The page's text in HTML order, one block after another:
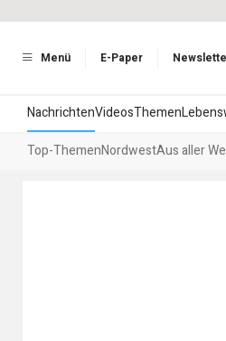
Menü E-Paper
NachrichtenVideosThemen
Top-ThemenNordwestAus aller